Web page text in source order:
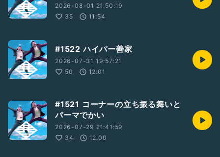
2026-08-01 21:50:19
35
11:54
#1522 ハイパー善家
2026-07-31 19:57:21
50
12:01
#1521 コーナーの立ち振る舞いと
パーマでかい
2026-07-29 21:41:59
34
12:00